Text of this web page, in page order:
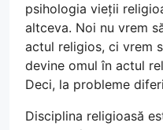
psihologia vieții
altceva. Noi nu vrem
actul religios, ci vrem
devine omul în actul
Deci, la probleme
Disciplina religioasă